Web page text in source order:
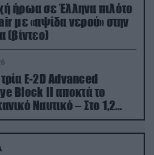
ήρωα σε Έλληνα πιλότο
με «αψίδα νερού» στην
(βίντεο)
E-2D Advanced
Block II αποκτά το
Ναυτικό – Στο 1,2
το κόστος